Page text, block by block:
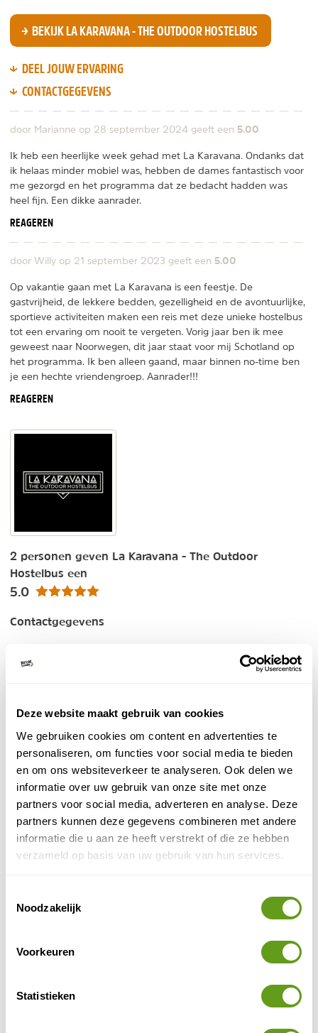
Deze website maakt gebruik van cookies
We gebruiken cookies om content en advertenties te
personaliseren, om functies voor social media te bieden
en om ons websiteverkeer te analyseren. Ook delen we
informatie over uw gebruik van onze site met onze
partners voor social media, adverteren en analyse. Deze
partners kunnen deze gegevens combineren met andere
informatie die u aan ze heeft verstrekt of die ze hebben
verzameld op basis van uw gebruik van hun services.
Noodzakelijk
Voorkeuren
Statistieken
BEKIJK LA KARAVANA - THE OUTDOOR HOSTELBUS
DEEL JOUW ERVARING
CONTACTGEGEVENS
door Marianne op 28 september 2024 geeft een 5.00
Ik heb een heerlijke week gehad met La Karavana. Ondanks dat
ik helaas minder mobiel was, hebben de dames fantastisch voor
me gezorgd en het programma dat ze bedacht hadden was
heel fijn. Een dikke aanrader.
REAGEREN
door Willy op 21 september 2023 geeft een 5.00
Op vakantie gaan met La Karavana is een feestje. De
gastvrijheid, de lekkere bedden, gezelligheid en de avontuurlijke,
sportieve activiteiten maken een reis met deze unieke hostelbus
tot een ervaring om nooit te vergeten. Vorig jaar ben ik mee
geweest naar Noorwegen, dit jaar staat voor mij Schotland op
het programma. Ik ben alleen gaand, maar binnen no-time ben
je een hechte vriendengroep. Aanrader!!!
REAGEREN
2 personen geven La Karavana - The Outdoor
Hostelbus een
5.0
Contactgegevens
Deel jouw ervaring met La Karavana - The Outdoor
Hostelbus?*
0
Omschrijf jouw ervaring*
Wordt niet getoond op de site